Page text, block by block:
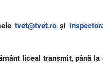
tvet@tvet.ro și
liceal transmit,până la